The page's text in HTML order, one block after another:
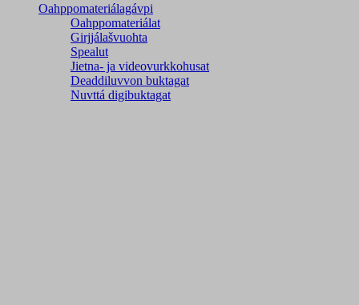
Oahppomateriálagávpi
Oahppomateriálat
Girjjálašvuohta
Spealut
Jietna- ja videovurkkohusat
Deaddiluvvon buktagat
Nuvttá digibuktagat